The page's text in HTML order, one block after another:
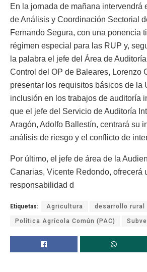
En la jornada de mañana intervendrá
de Análisis y Coordinación Sectorial
Fernando Segura, con una ponencia
régimen especial para las RUP y,
la palabra el jefe del Área de
Control del OP de Baleares, Lorenzo
presentar los requisitos básicos de la
inclusión en los trabajos de auditoría
que el jefe del Servicio de Auditoría
Aragón, Adolfo Ballestín, centrará su
análisis de riesgo y el conflicto de
Por último, el jefe de área de la
Canarias, Vicente Redondo, ofrecerá
responsabilidad d
Etiquetas: Agricultura desarrollo rural
Política Agrícola Común (PAC)